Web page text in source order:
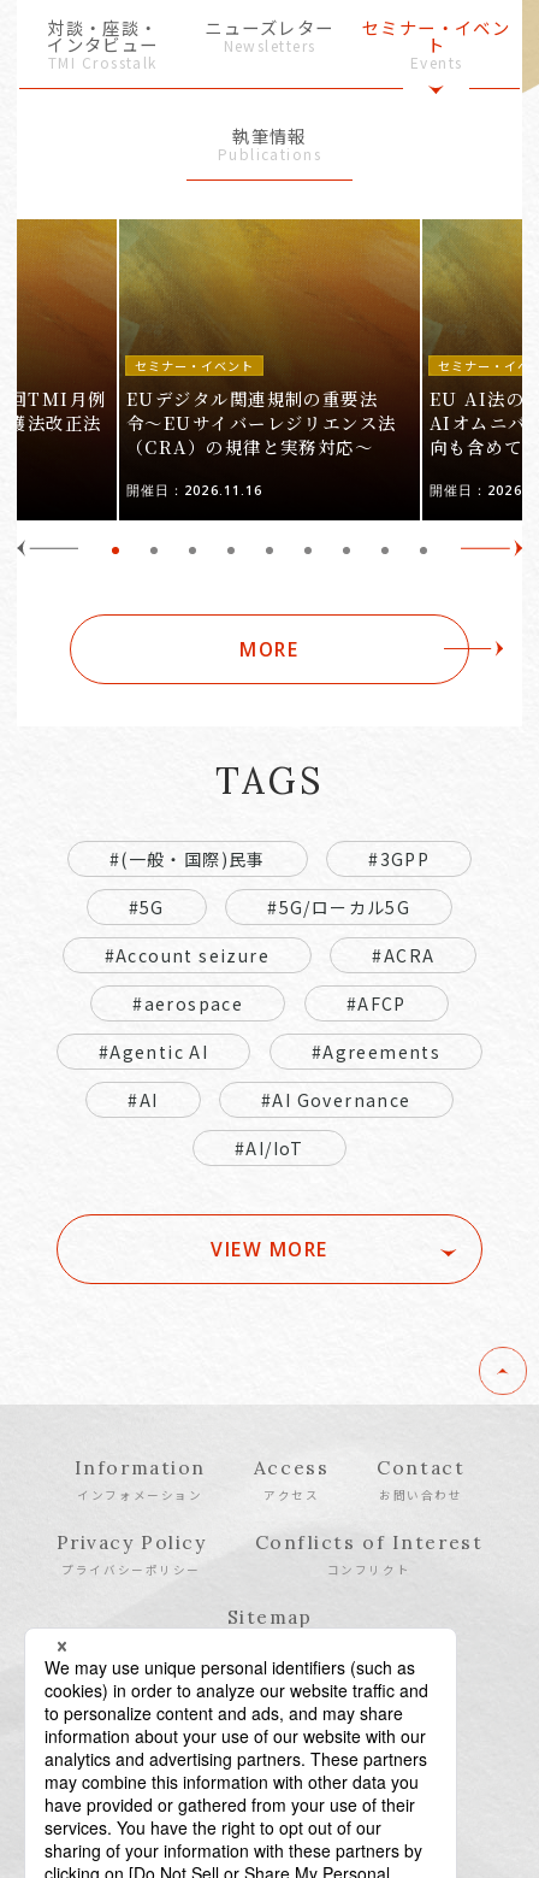
対談・座談・
インタビュー
TMI Crosstalk
ニューズレター
Newsletters
セミナー・イベン
ト
Events
執筆情報
Publications
回TMI月例
護法改正法
セミナー・イベント
EUデジタル関連規制の重要法
令〜EUサイバーレジリエンス法
（CRA）の規律と実務対応〜
開催日：2026.11.16
セミナー・イベ
EU AI法の
AIオムニバ
向も含めて
開催日：
MORE
TAGS
#(一般・国際)民事
#3GPP
#5G
#5G/ローカル5G
#Account seizure
#ACRA
#aerospace
#AFCP
#Agentic AI
#Agreements
#AI
#AI Governance
#AI/IoT
VIEW MORE
Information
インフォメーション
Access
アクセス
Contact
お問い合わせ
Privacy Policy
プライバシーポリシー
Conflicts of Interest
コンフリクト
Sitemap